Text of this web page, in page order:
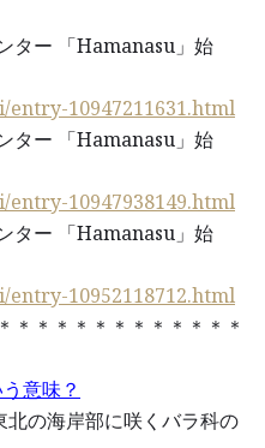
ター 「Hamanasu」始
10947211631.html
ター 「Hamanasu」始
10947938149.html
ター 「Hamanasu」始
10952118712.html
＊＊＊＊＊＊＊＊＊＊＊＊
意味？
の海岸部に咲くバラ科の